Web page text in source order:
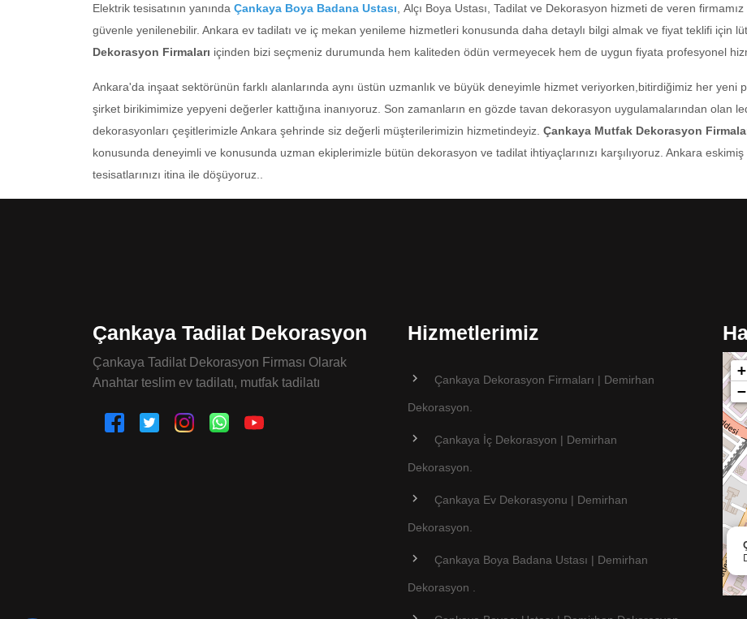
Elektrik tesisatının yanında Çankaya Boya Badana Ustası , Alçı Boya Ustası, Tadilat ve Dekorasyon hizmeti de veren
güvenle yenilenebilir. Ankara ev tadilatı ve iç mekan yenileme hizmetleri konusunda daha detaylı bilgi almak ve fiyat teklifi için
Dekorasyon Firmaları içinden bizi seçmeniz durumunda hem kaliteden ödün vermeyecek hem de uygun fiyata profesyonel
Ankara'da inşaat sektörünün farklı alanlarında aynı üstün uzmanlık ve büyük deneyimle hizmet veriyorken,bitirdiğimiz her
şirket birikimimize yepyeni değerler kattığına inanıyoruz. Son zamanların en gözde tavan dekorasyon uygulamalarından olan led
dekorasyonları çeşitlerimizle Ankara şehrinde siz değerli müşterilerimizin hizmetindeyiz. Çankaya Mutfak Dekorasyon
konusunda deneyimli ve konusunda uzman ekiplerimizle bütün dekorasyon ve tadilat ihtiyaçlarınızı karşılıyoruz. Ankara
tesisatlarınızı itina ile döşüyoruz..
Çankaya Tadilat Dekorasyon
Çankaya Tadilat Dekorasyon Firması Olarak
Anahtar teslim ev tadilatı, mutfak tadilatı
Hizmetlerimiz
Çankaya Dekorasyon Firmaları | Demirhan
Dekorasyon.
Çankaya İç Dekorasyon | Demirhan
Dekorasyon.
Çankaya Ev Dekorasyonu | Demirhan
Dekorasyon.
Çankaya Boya Badana Ustası | Demirhan
Dekorasyon .
+
−